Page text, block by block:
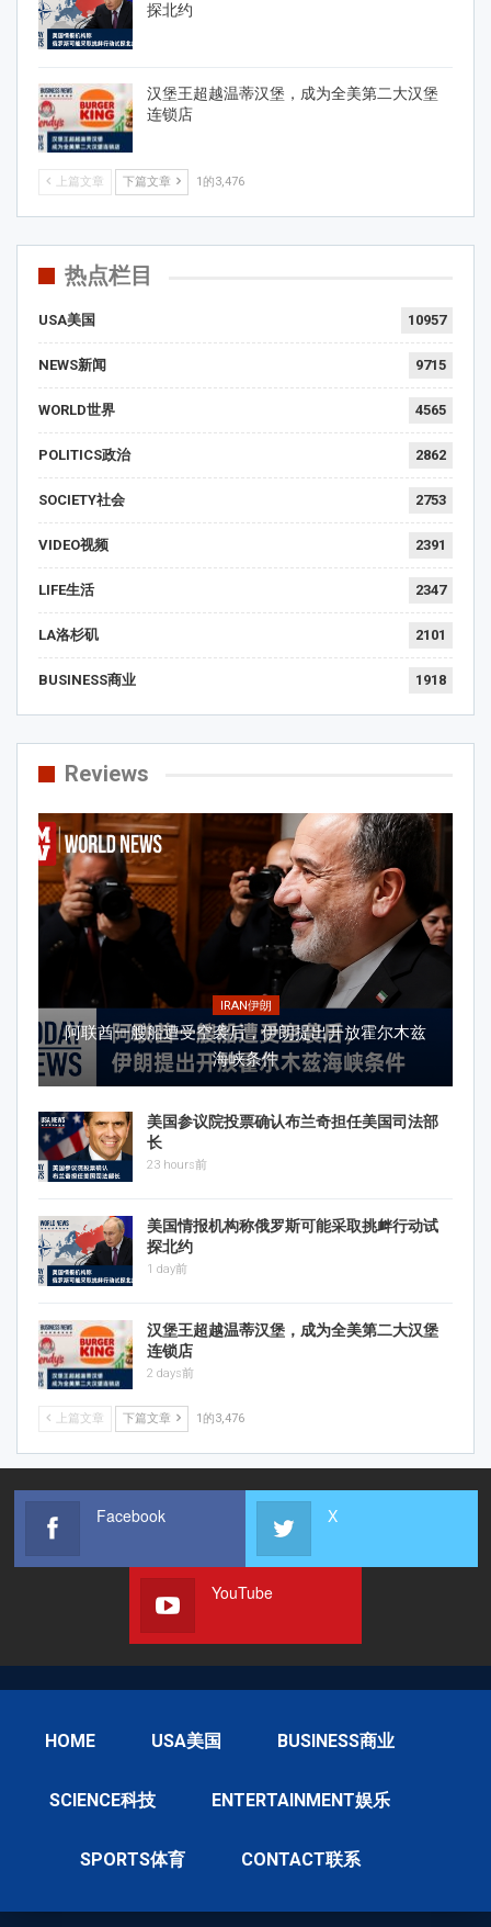
探北约
汉堡王超越温蒂汉堡，成为全美第二大汉堡
连锁店
上篇文章 下篇文章 1的3,476
热点栏目
USA美国 10957
NEWS新闻 9715
WORLD世界 4565
POLITICS政治 2862
SOCIETY社会 2753
VIDEO视频 2391
LIFE生活 2347
LA洛杉矶 2101
BUSINESS商业 1918
Reviews
IRAN伊朗
阿联酋一艘船遭受空袭后，伊朗提出开放霍尔木兹
海峡条件
美国参议院投票确认布兰奇担任美国司法部
长
23 hours前
美国情报机构称俄罗斯可能采取挑衅行动试
探北约
1 day前
汉堡王超越温蒂汉堡，成为全美第二大汉堡
连锁店
2 days前
上篇文章 下篇文章 1的3,476
Facebook X
YouTube
HOME USA美国 BUSINESS商业
SCIENCE科技 ENTERTAINMENT娱乐
SPORTS体育 CONTACT联系